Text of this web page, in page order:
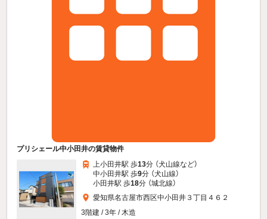
プリシェール中小田井の賃貸物件
上小田井駅 歩13分 （犬山線など）
中小田井駅 歩9分 （犬山線）
小田井駅 歩18分 （城北線）
愛知県名古屋市西区中小田井３丁目４６２
3階建 / 3年 / 木造